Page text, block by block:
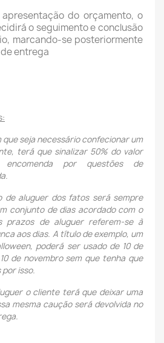
do orçamento, o
o seguimento e conclusão
marcando-se posteriormente
entrega
que seja necessário confecionar um
terá que sinalizar 50% do valor
por questões de
de aluguer dos fatos será sempre
conjunto de dias acordado com o
prazos de aluguer referem-se à
aos dias. A título de exemplo, um
poderá ser usado de 10 de
de novembro sem que tenha que
por isso.
o cliente terá que deixar uma
mesma caução será devolvida no